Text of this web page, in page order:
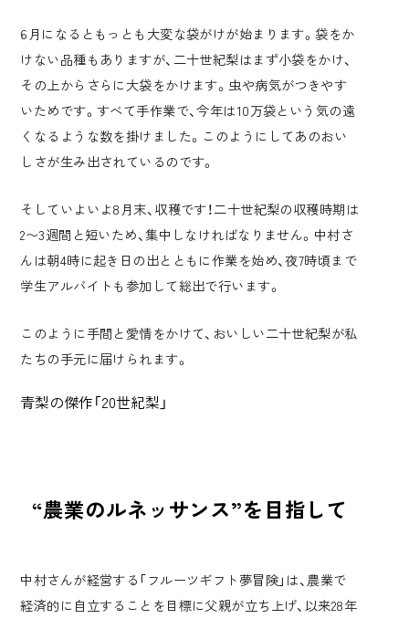
6月になるともっとも大変な袋がけが始まります。袋をか
けない品種もありますが、二十世紀梨はまず小袋をかけ、
その上からさらに大袋をかけます。虫や病気がつきやす
いためです。すべて手作業で、今年は10万袋という気の遠
くなるような数を掛けました。このようにしてあのおい
しさが生み出されているのです。
そしていよいよ8月末、収穫です！二十世紀梨の収穫時期は
2〜3週間と短いため、集中しなければなりません。中村さ
んは朝4時に起き日の出とともに作業を始め、夜7時頃まで
学生アルバイトも参加して総出で行います。
このように手間と愛情をかけて、おいしい二十世紀梨が私
たちの手元に届けられます。
青梨の傑作「20世紀梨」
“農業のルネッサンス”を目指して
中村さんが経営する「フルーツギフト夢冒険」は、農業で
経済的に自立することを目標に父親が立ち上げ、以来28年